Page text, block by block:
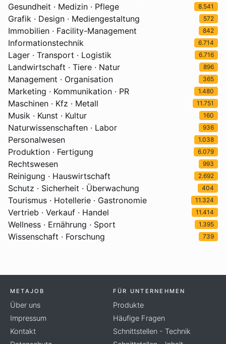
Gesundheit · Medizin · Pflege 8.541
Grafik · Design · Mediengestaltung 572
Immobilien · Facility-Management 842
Informationstechnik 6.714
Lager · Transport · Logistik 6.716
Landwirtschaft · Tiere · Natur 896
Management · Organisation 365
Marketing · Kommunikation · PR 1.480
Maschinen · Kfz · Metall 11.751
Musik · Kunst · Kultur 160
Naturwissenschaften · Labor 936
Personalwesen 1.038
Produktion · Fertigung 6.079
Rechtswesen 993
Reinigung · Hauswirtschaft 2.692
Schutz · Sicherheit · Überwachung 404
Tourismus · Hotellerie · Gastronomie 11.324
Vertrieb · Verkauf · Handel 11.414
Wellness · Ernährung · Sport 1.395
Wissenschaft · Forschung 739
METAJOB
Über uns
Impressum
Kontakt
FÜR UNTERNEHMEN
Produkte
Häufige Fragen
Schnittstellen - Technik